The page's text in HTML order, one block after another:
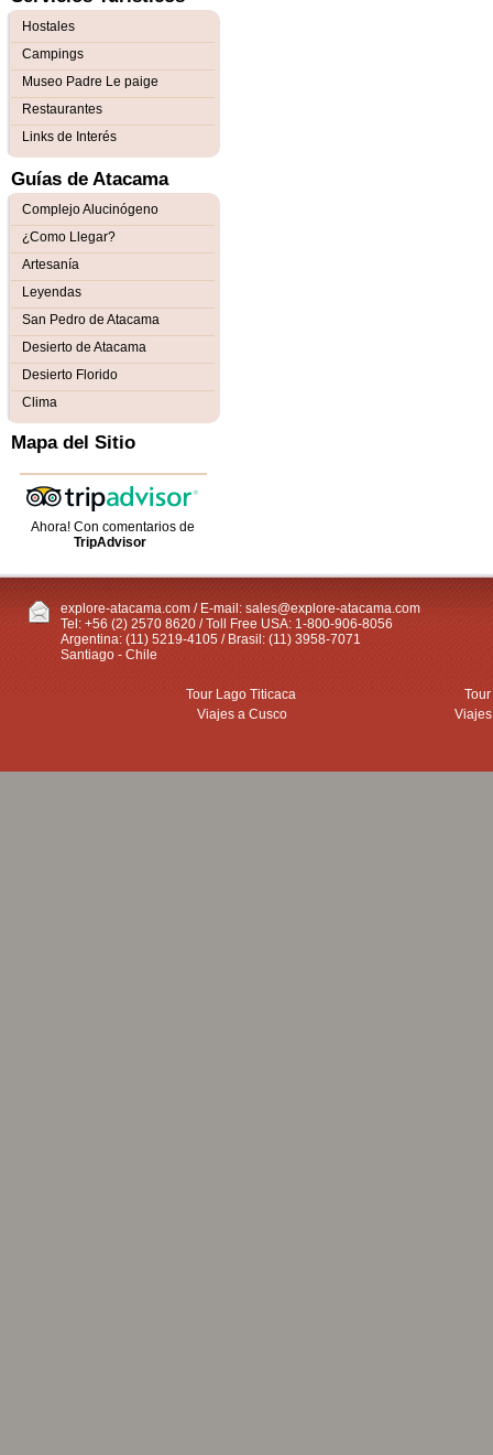
Hostales
Campings
Museo Padre Le paige
Restaurantes
Links de Interés
Guías de Atacama
Complejo Alucinógeno
¿Como Llegar?
Artesanía
Leyendas
San Pedro de Atacama
Desierto de Atacama
Desierto Florido
Clima
Mapa del Sitio
Ahora! Con comentarios de
TripAdvisor
explore-atacama.com / E-mail: sales@explore-atacama.com
Tel: +56 (2) 2570 8620 / Toll Free USA: 1-800-906-8056
Argentina: (11) 5219-4105 / Brasil: (11) 3958-7071
Santiago - Chile
Tour Lago Titicaca
Viajes a Cusco